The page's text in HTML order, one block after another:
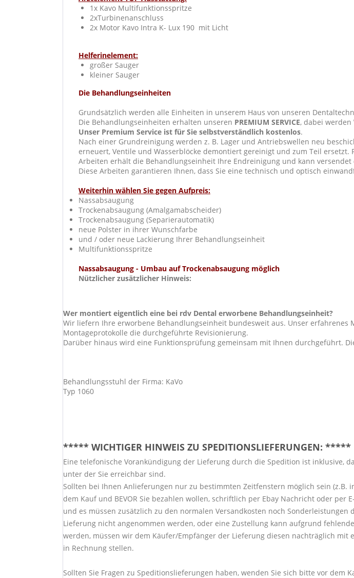
1x Kavo Multifunktionsspritze
2xTurbinenanschluss
2x Motor Kavo Intra K- Lux 190 mit Licht
Helferinelement:
großer Sauger
kleiner Sauger
Die Behandlungseinheiten
Grundsätzlich werden alle Einheiten in unserem Haus von unseren
Die Behandlungseinheiten erhalten unseren PREMIUM SERVICE, dabei
Unser Premium Service ist für Sie selbstverständlich kostenlos.
Nach einer Grundreinigung werden z. B. Lager und Antriebswellen neu
erneuert, Ventile und Wasserblöcke demontiert gereinigt und zum Teil
Arbeiten erhält die Behandlungseinheit Ihre Endreinigung und kann
Diese Arbeiten garantieren Ihnen, dass Sie eine technisch und optisch
Weiterhin wählen Sie gegen Aufpreis:
Nassabsaugung
Trockenabsaugung (Amalgamabscheider)
Trockenabsaugung (Separierautomatik)
neue Polster in ihrer Wunschfarbe
und / oder neue Lackierung Ihrer Behandlungseinheit
Multifunktionsspritze
Nassabsaugung - Umbau auf Trockenabsaugung möglich
Nützlicher zusätzlicher Hinweis:
Wer montiert eigentlich eine bei rdv Dental erworbene Behandlungseinheit?
Wir liefern Ihre erworbene Behandlungseinheit bundesweit aus. Unser
Montageprotokolle die durchgeführte Revisionierung.
Darüber hinaus wird eine Funktionsprüfung gemeinsam mit Ihnen durchgeführt.
Behandlungsstuhl der Firma: KaVo
Typ 1060
***** WICHTIGER HINWEIS ZU SPEDITIONSLIEFERUNGEN: *****
Eine telefonische Vorankündigung der Lieferung durch die Spedition ist inklusive,
unter der Sie erreichbar sind.
Sollten bei Ihnen Anlieferungen nur zu bestimmten Zeitfenstern möglich sein (z.B.
dem Kauf und BEVOR Sie bezahlen wollen, schriftlich per Ebay Nachricht oder
und es müssen zusätzlich zu den normalen Versandkosten noch
Lieferung nicht angenommen werden, oder eine Zustellung kann aufgrund
werden, müssen wir dem Käufer/Empfänger der Lieferung diesen nachträglich mit
in Rechnung stellen.
Sollten Sie Fragen zu Speditionslieferungen haben, wenden Sie sich bitte vor